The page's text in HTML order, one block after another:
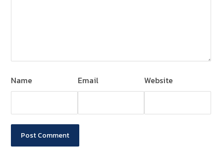
Name Email Website
Post Comment